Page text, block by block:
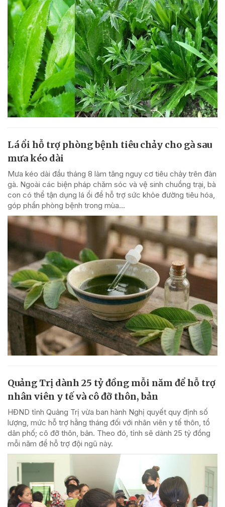
Lá ổi hỗ trợ phòng bệnh tiêu chảy cho gà sau
mưa kéo dài
Mưa kéo dài đầu tháng 8 làm tăng nguy cơ tiêu chảy trên đàn
gà. Ngoài các biện pháp chăm sóc và vệ sinh chuồng trại, bà
con có thể tận dụng lá ổi để hỗ trợ sức khỏe đường tiêu hóa,
góp phần phòng bệnh trong mùa...
Quảng Trị dành 25 tỷ đồng mỗi năm để hỗ trợ
nhân viên y tế và cô đỡ thôn, bản
HĐND tỉnh Quảng Trị vừa ban hành Nghị quyết quy định số
lượng, mức hỗ trợ hằng tháng đối với nhân viên y tế thôn, tổ
dân phố; cô đỡ thôn, bản. Theo đó, tỉnh sẽ dành 25 tỷ đồng
mỗi năm để hỗ trợ đội ngũ này.